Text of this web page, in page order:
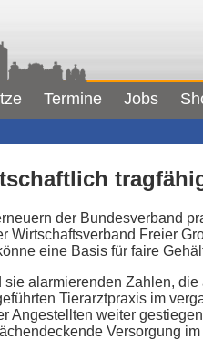
Termine Jobs
der Bundesverband
Wirtschaftsverband Freier
eine Basis für faire
alarmierenden Zahlen,
Tierarztpraxis im
Angestellten weiter
Versorgung